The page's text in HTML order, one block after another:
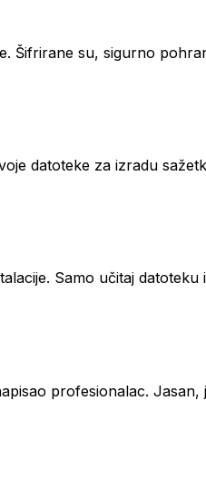
Šifrirane su, sigurno
datoteke za izradu
Samo učitaj datoteku
profesionalac.